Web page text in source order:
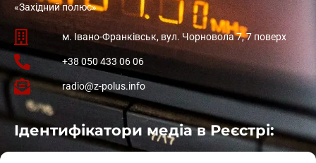
«Західний полюс»
м. Івано-Франківськ, вул. Чорновола 7, 7 поверх
+38 050 433 06 06
radio@z-polus.info
Ідентифікатори медіа в Реєстрі: